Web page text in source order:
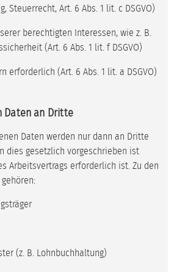
Steuerrecht, Art. 6 Abs. 1 lit. c DSGVO)
berechtigten Interessen, wie z. B.
(Art. 6 Abs. 1 lit. f DSGVO)
erforderlich (Art. 6 Abs. 1 lit. a DSGVO)
Daten an Dritte
Daten werden nur dann an Dritte
dies gesetzlich vorgeschrieben ist
Arbeitsvertrags erforderlich ist. Zu den
(z. B. Lohnbuchhaltung)